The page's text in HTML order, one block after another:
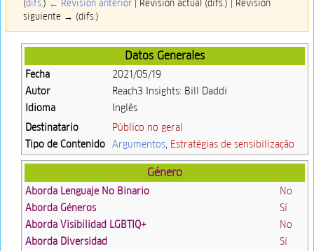
(difs.) ← Revisión anterior| Revisión actual (difs.) | Revisión
siguiente → (difs.)
Datos Generales
Fecha
2021/05/19
Autor
Reach3 Insights: Bill Daddi
Idioma
Inglês
Destinatario
Público no geral
Tipo de Contenido Argumentos, Estratégias de sensibilização
Género
Aborda Lenguaje No Binario
No
Aborda Géneros
Sí
Aborda Visibilidad LGBTIQ+
No
Aborda Diversidad
Sí